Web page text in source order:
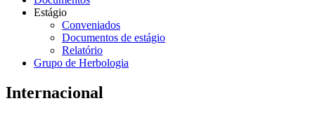
Estágio
Conveniados
Documentos de estágio
Relatório
Grupo de Herbologia
Internacional